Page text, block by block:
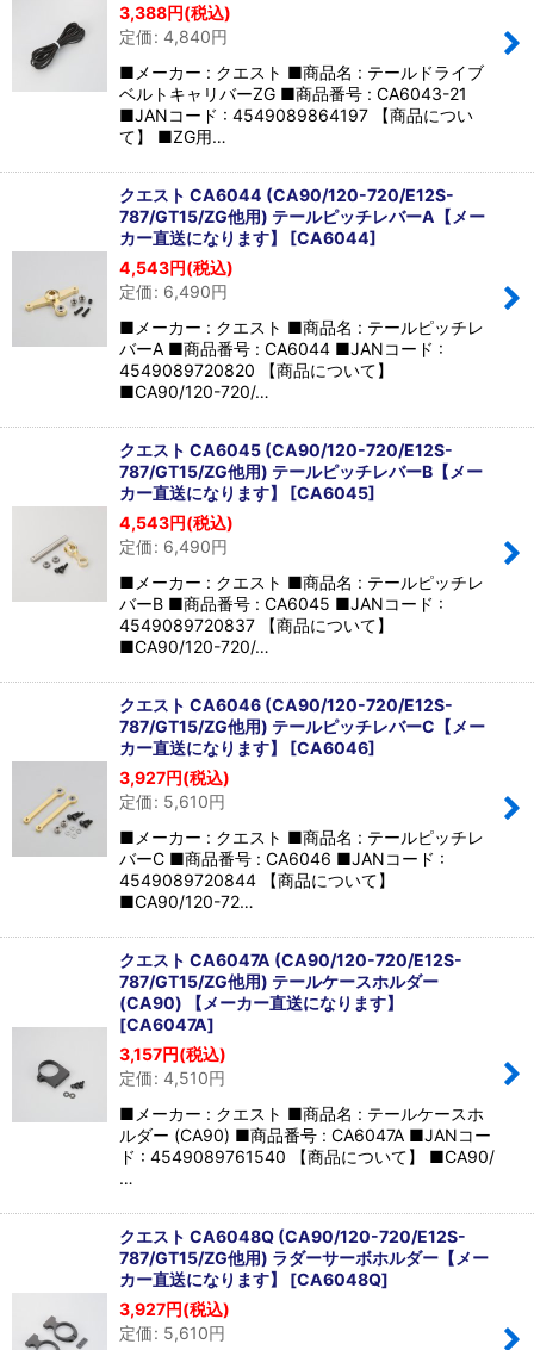
3,388円(税込)
定価: 4,840円
■メーカー : クエスト ■商品名 : テールドライブ
ベルトキャリバーZG ■商品番号 : CA6043-21
■JANコード : 4549089864197 【商品につい
て】 ■ZG用…
クエスト CA6044 (CA90/120-720/E12S-
787/GT15/ZG他用) テールピッチレバーA【メー
カー直送になります】 [CA6044]
4,543円(税込)
定価: 6,490円
■メーカー : クエスト ■商品名 : テールピッチレ
バーA ■商品番号 : CA6044 ■JANコード :
4549089720820 【商品について】
■CA90/120-720/…
クエスト CA6045 (CA90/120-720/E12S-
787/GT15/ZG他用) テールピッチレバーB【メー
カー直送になります】 [CA6045]
4,543円(税込)
定価: 6,490円
■メーカー : クエスト ■商品名 : テールピッチレ
バーB ■商品番号 : CA6045 ■JANコード :
4549089720837 【商品について】
■CA90/120-720/…
クエスト CA6046 (CA90/120-720/E12S-
787/GT15/ZG他用) テールピッチレバーC【メー
カー直送になります】 [CA6046]
3,927円(税込)
定価: 5,610円
■メーカー : クエスト ■商品名 : テールピッチレ
バーC ■商品番号 : CA6046 ■JANコード :
4549089720844 【商品について】
■CA90/120-72…
クエスト CA6047A (CA90/120-720/E12S-
787/GT15/ZG他用) テールケースホルダー
(CA90) 【メーカー直送になります】
[CA6047A]
3,157円(税込)
定価: 4,510円
■メーカー : クエスト ■商品名 : テールケースホ
ルダー (CA90) ■商品番号 : CA6047A ■JANコー
ド : 4549089761540 【商品について】 ■CA90/
…
クエスト CA6048Q (CA90/120-720/E12S-
787/GT15/ZG他用) ラダーサーボホルダー【メー
カー直送になります】 [CA6048Q]
3,927円(税込)
定価: 5,610円